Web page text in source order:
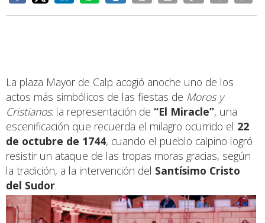
La plaza Mayor de Calp acogió anoche uno de los
actos más simbólicos de las fiestas de Moros y
Cristianos: la representación de “El Miracle”, una
escenificación que recuerda el milagro ocurrido el 22
de octubre de 1744, cuando el pueblo calpino logró
resistir un ataque de las tropas moras gracias, según
la tradición, a la intervención del Santísimo Cristo
del Sudor.